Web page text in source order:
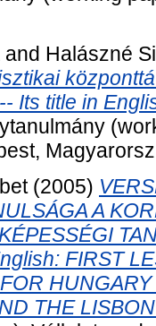
and Halászné
Its title in
(2005)
A
FIRST
THE